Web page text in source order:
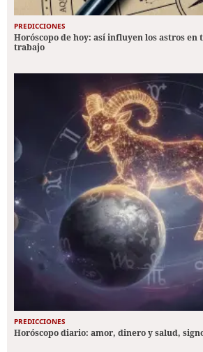
PREDICCIONES
Horóscopo de hoy: así influyen los astros en
trabajo
PREDICCIONES
Horóscopo diario: amor, dinero y salud,